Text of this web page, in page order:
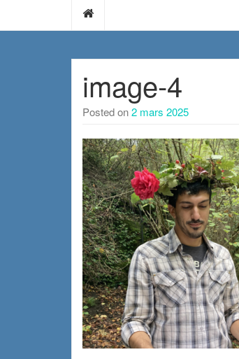
image-4
Posted on2 mars 2025